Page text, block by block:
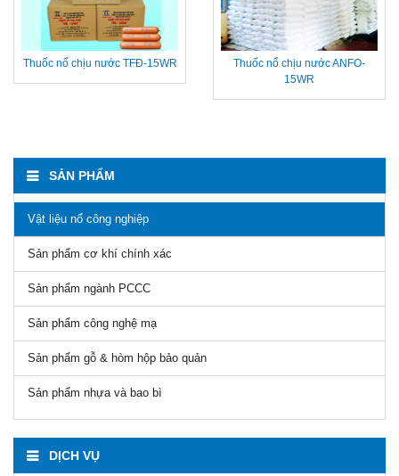
Thuốc nổ chịu nước TFĐ-15WR
Thuốc nổ chịu nước ANFO-
15WR
SẢN PHẨM
Vật liệu nổ công nghiệp
Sản phẩm cơ khí chính xác
Sản phẩm ngành PCCC
Sản phẩm công nghệ mạ
Sản phẩm gỗ & hòm hộp bảo quản
Sản phẩm nhựa và bao bì
DỊCH VỤ